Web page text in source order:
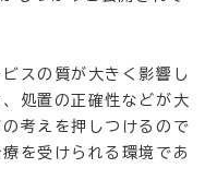
スの質が大きく影響し
処置の正確性などが大
考えを押しつけるので
を受けられる環境であ